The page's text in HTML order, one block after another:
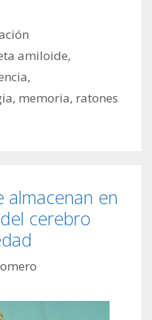
amiloide,
,
, memoria, ratones
almacenan en
cerebro